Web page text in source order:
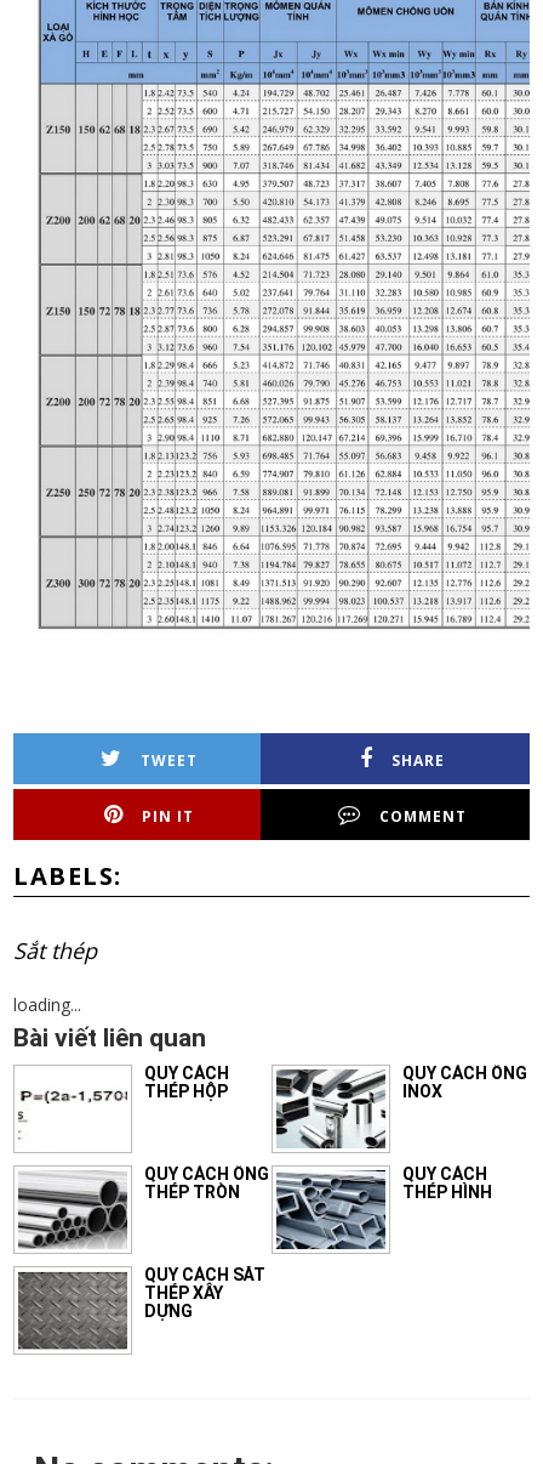
TWEET SHARE
PIN IT COMMENT
LABELS:
Sắt thép
loading...
Bài viết liên quan
QUY CÁCH
THÉP HỘP
QUY CÁCH ỐNG
INOX
QUY CÁCH ỐNG
THÉP TRÒN
QUY CÁCH
THÉP HÌNH
QUY CÁCH SẮT
THÉP XÂY
DỰNG